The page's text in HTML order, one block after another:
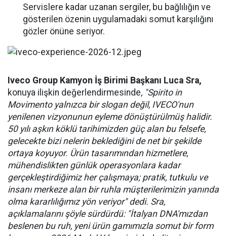
Servislere kadar uzanan sergiler, bu bağlılığın ve
gösterilen özenin uygulamadaki somut karşılığını
gözler önüne seriyor.
Iveco Group Kamyon İş Birimi Başkanı Luca Sra,
konuya ilişkin değerlendirmesinde, "Spirito in
Movimento yalnızca bir slogan değil, IVECO'nun
yenilenen vizyonunun eyleme dönüştürülmüş halidir.
50 yılı aşkın köklü tarihimizden güç alan bu felsefe,
gelecekte bizi nelerin beklediğini de net bir şekilde
ortaya koyuyor. Ürün tasarımından hizmetlere,
mühendislikten günlük operasyonlara kadar
gerçekleştirdiğimiz her çalışmaya; pratik, tutkulu ve
insanı merkeze alan bir ruhla müşterilerimizin yanında
olma kararlılığımız yön veriyor" dedi. Sra,
açıklamalarını şöyle sürdürdü: "İtalyan DNA'mızdan
beslenen bu ruh, yeni ürün gamımızla somut bir form